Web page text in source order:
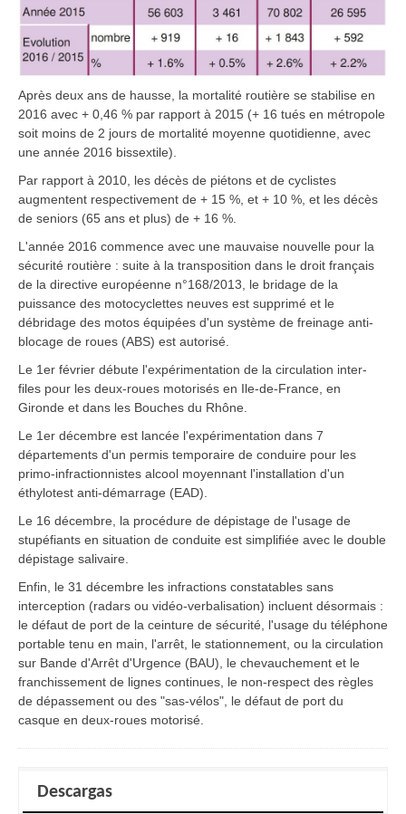
Après deux ans de hausse, la mortalité routière se stabilise en
2016 avec + 0,46 % par rapport à 2015 (+ 16 tués en métropole
soit moins de 2 jours de mortalité moyenne quotidienne, avec
une année 2016 bissextile).
Par rapport à 2010, les décès de piétons et de cyclistes
augmentent respectivement de + 15 %, et + 10 %, et les décès
de seniors (65 ans et plus) de + 16 %.
L'année 2016 commence avec une mauvaise nouvelle pour la
sécurité routière : suite à la transposition dans le droit français
de la directive européenne n°168/2013, le bridage de la
puissance des motocyclettes neuves est supprimé et le
débridage des motos équipées d'un système de freinage anti-
blocage de roues (ABS) est autorisé.
Le 1er février débute l'expérimentation de la circulation inter-
files pour les deux-roues motorisés en Ile-de-France, en
Gironde et dans les Bouches du Rhône.
Le 1er décembre est lancée l'expérimentation dans 7
départements d'un permis temporaire de conduire pour les
primo-infractionnistes alcool moyennant l'installation d'un
éthylotest anti-démarrage (EAD).
Le 16 décembre, la procédure de dépistage de l'usage de
stupéfiants en situation de conduite est simplifiée avec le double
dépistage salivaire.
Enfin, le 31 décembre les infractions constatables sans
interception (radars ou vidéo-verbalisation) incluent désormais :
le défaut de port de la ceinture de sécurité, l'usage du téléphone
portable tenu en main, l'arrêt, le stationnement, ou la circulation
sur Bande d'Arrêt d'Urgence (BAU), le chevauchement et le
franchissement de lignes continues, le non-respect des règles
de dépassement ou des "sas-vélos", le défaut de port du
casque en deux-roues motorisé.
Descargas